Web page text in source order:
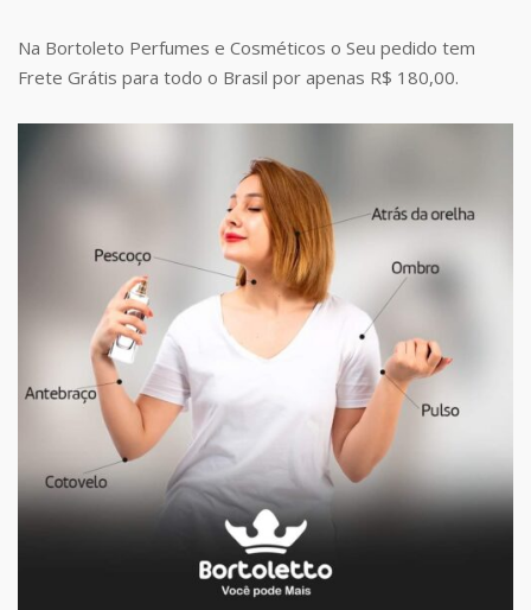
Na Bortoleto Perfumes e Cosméticos o Seu pedido tem
Frete Grátis para todo o Brasil por apenas R$ 180,00.